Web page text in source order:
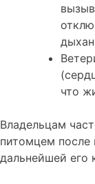
что
Владельцам
питомцем после
дальнейшей его